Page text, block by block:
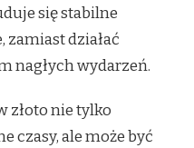
się stabilne
zamiast działać
nagłych wydarzeń.
złoto nie tylko
czasy, ale może być